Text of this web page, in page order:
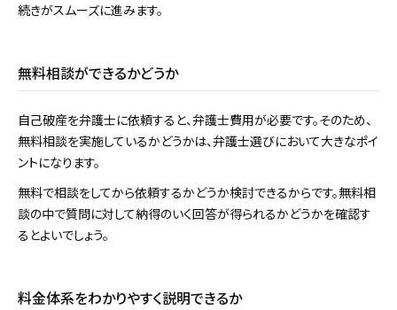
続きがスムーズに進みます。
無料相談ができるかどうか
自己破産を弁護士に依頼すると、弁護士費用が必要です。そのため、
無料相談を実施しているかどうかは、弁護士選びにおいて大きなポイ
ントになります。
無料で相談をしてから依頼するかどうか検討できるからです。無料相
談の中で質問に対して納得のいく回答が得られるかどうかを確認す
るとよいでしょう。
料金体系をわかりやすく説明できるか